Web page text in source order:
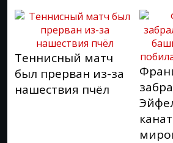
Теннисный матч
был прерван из-за
нашествия пчёл